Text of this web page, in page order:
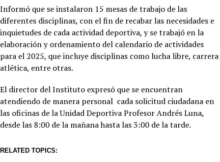
Informó que se instalaron 15 mesas de trabajo de las
diferentes disciplinas, con el fin de recabar las necesidades e
inquietudes de cada actividad deportiva, y se trabajó en la
elaboración y ordenamiento del calendario de actividades
para el 2025, que incluye disciplinas como lucha libre, carrera
atlética, entre otras.
El director del Instituto expresó que se encuentran
atendiendo de manera personal cada solicitud ciudadana en
las oficinas de la Unidad Deportiva Profesor Andrés Luna,
desde las 8:00 de la mañana hasta las 3:00 de la tarde.
RELATED TOPICS: